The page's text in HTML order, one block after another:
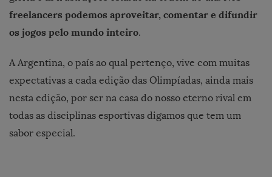
freelancers podemos aproveitar, comentar e difundir
os jogos pelo mundo inteiro.
A Argentina, o país ao qual pertenço, vive com muitas
expectativas a cada edição das Olimpíadas, ainda mais
nesta edição, por ser na casa do nosso eterno rival em
todas as disciplinas esportivas digamos que tem um
sabor especial.